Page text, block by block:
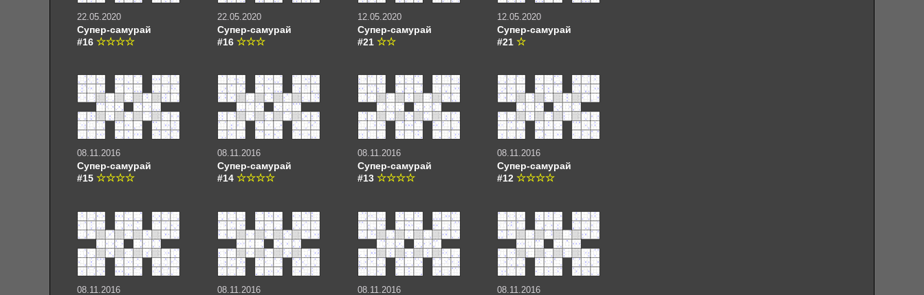
22.05.2020
Супер-самурай
#16
22.05.2020
Супер-самурай
#16
12.05.2020
Супер-самурай
#21
12.05.2020
Супер-самурай
#21
08.11.2016
Супер-самурай
#15
08.11.2016
Супер-самурай
#14
08.11.2016
Супер-самурай
#13
08.11.2016
Супер-самурай
#12
08.11.2016 08.11.2016 08.11.2016 08.11.2016